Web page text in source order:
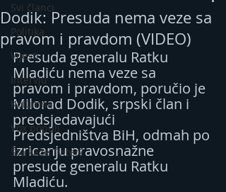
Svi članci
Politika
Vijesti
Intervju
Kolumna
Vox populi
Šta kaže Tviter?
Dodik: Presuda nema veze sa
pravom i pravdom (VIDEO)
Presuda generalu Ratku
Mladiću nema veze sa
pravom i pravdom, poručio je
Milorad Dodik, srpski član i
predsjedavajući
Predsjedništva BiH, odmah po
izricanju pravosnažne
presude generalu Ratku
Mladiću.